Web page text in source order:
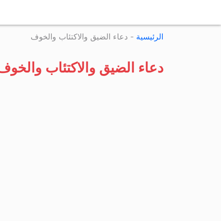
الرئيسية - دعاء الضيق والاكتئاب والخوف
دعاء الضيق والاكتئاب